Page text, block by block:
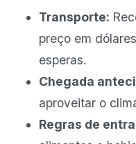
Transporte:
preço em
esperas.
Chegada
aproveitar o
Regras de